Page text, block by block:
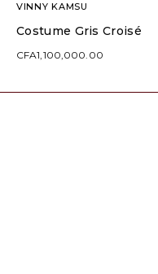
VINNY KAMSU
Costume Gris Croisé
CFA1,100,000.00